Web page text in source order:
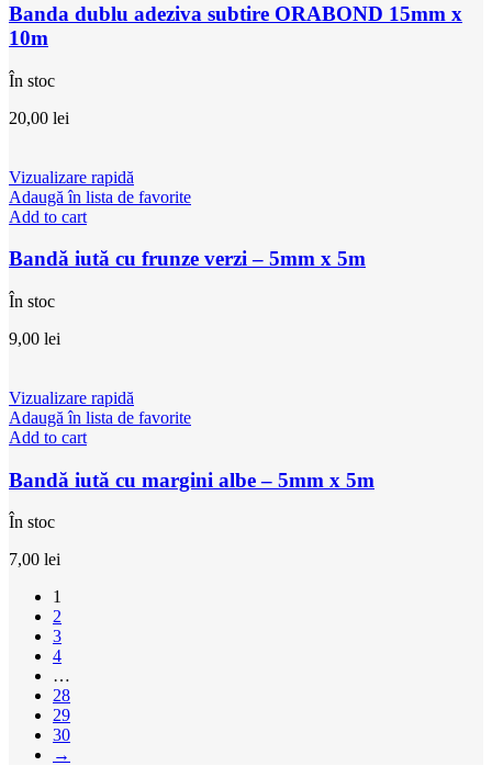
Banda dublu adeziva subtire ORABOND 15mm x
10m
În stoc
20,00 lei
Vizualizare rapidă
Adaugă în lista de favorite
Add to cart
Bandă iută cu frunze verzi – 5mm x 5m
În stoc
9,00 lei
Vizualizare rapidă
Adaugă în lista de favorite
Add to cart
Bandă iută cu margini albe – 5mm x 5m
În stoc
7,00 lei
1
2
3
4
…
28
29
30
→